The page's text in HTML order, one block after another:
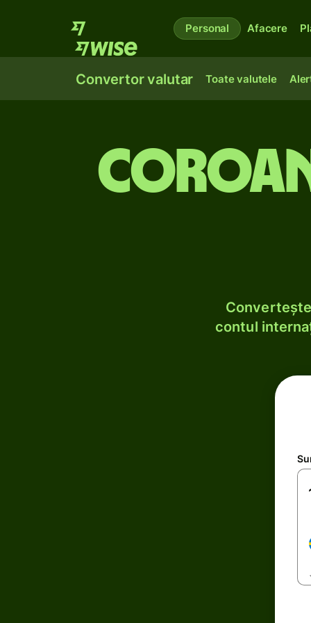
Personal Afacere
Convertor valutar Toate valutele
contul